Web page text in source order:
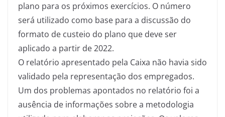
plano para os próximos exercícios. O número
será utilizado como base para a discussão do
formato de custeio do plano que deve ser
aplicado a partir de 2022.
O relatório apresentado pela Caixa não havia sido
validado pela representação dos empregados.
Um dos problemas apontados no relatório foi a
ausência de informações sobre a metodologia